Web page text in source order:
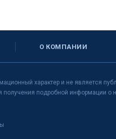
О КОМПАНИИ
характер и не является
подробной информации о